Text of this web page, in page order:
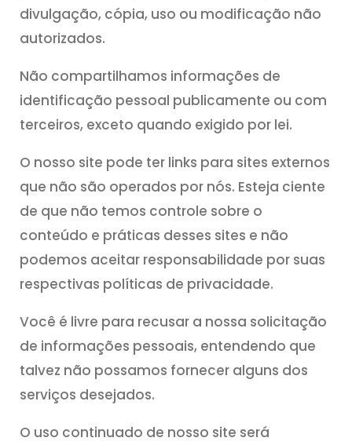
divulgação, cópia, uso ou modificação não
autorizados.
Não compartilhamos informações de
identificação pessoal publicamente ou com
terceiros, exceto quando exigido por lei.
O nosso site pode ter links para sites externos
que não são operados por nós. Esteja ciente
de que não temos controle sobre o
conteúdo e práticas desses sites e não
podemos aceitar responsabilidade por suas
respectivas políticas de privacidade.
Você é livre para recusar a nossa solicitação
de informações pessoais, entendendo que
talvez não possamos fornecer alguns dos
serviços desejados.
O uso continuado de nosso site será